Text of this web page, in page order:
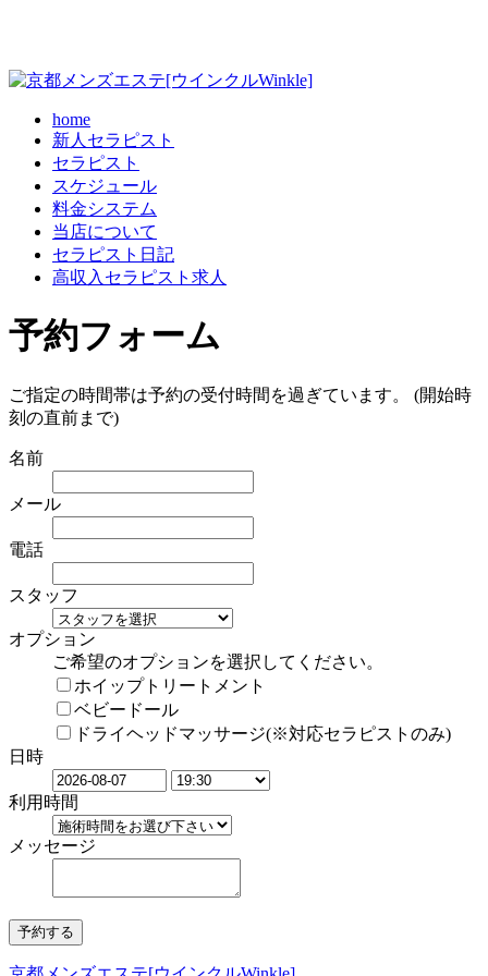
home
新人セラピスト
セラピスト
スケジュール
料金システム
当店について
セラピスト日記
高収入セラピスト求人
予約フォーム
ご指定の時間帯は予約の受付時間を過ぎています。 (開始時
刻の直前まで)
名前
メール
電話
スタッフ
オプション
ご希望のオプションを選択してください。
ホイップトリートメント
ベビードール
ドライヘッドマッサージ(※対応セラピストのみ)
日時
利用時間
メッセージ